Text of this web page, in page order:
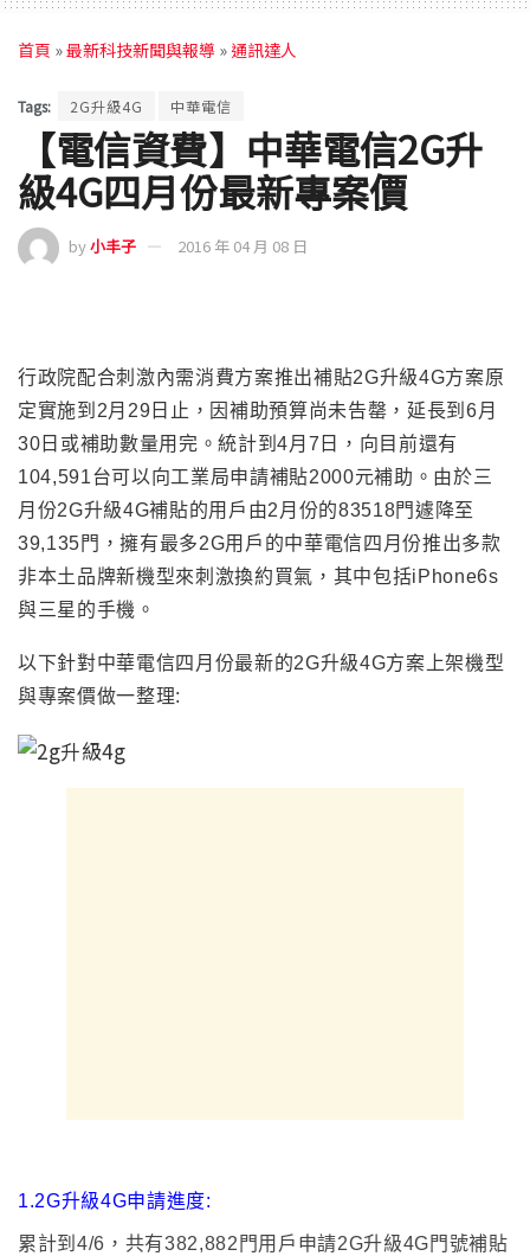
首頁 »最新科技新聞與報導 »通訊達人
Tags: 2G升級4G 中華電信
【電信資費】中華電信2G升
級4G四月份最新專案價
by小丰子 2016 年 04 月 08 日
行政院配合刺激內需消費方案推出補貼2G升級4G方案原
定實施到2月29日止，因補助預算尚未告罄 ，延長到6月
30日或補助數量用完。統計到4月7日
， 向目前還有
104,591台可以向工業局申請補貼2000元補助 。由於三
月份2G升級4G補貼的用戶由2月份的83518門遽降至
39,135門，擁有最多2G用戶的中華電信四月份推出多款
非本土品牌新機型來刺激換約買氣，其中包括iPhone6s
與三星的手機。
以下針對中華電信四月份最新的2G升級4G方案上架機型
與專案價做一整理:
1.2G升級4G申請進度:
累計到4/6 ， 共有382,882門用戶申請2G升級4G門號補貼